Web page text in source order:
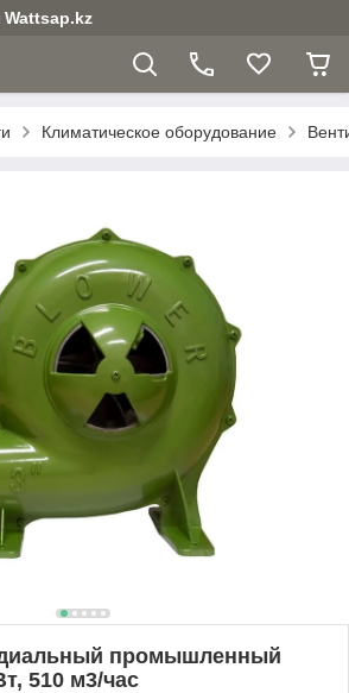
Wattsap.kz
Климатическое оборудование
промышленный
510 м3/час